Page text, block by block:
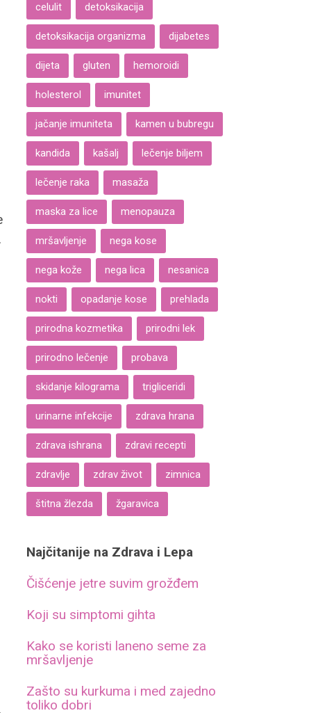
celulit detoksikacija
detoksikacija organizma dijabetes
dijeta gluten hemoroidi
holesterol imunitet
jačanje imuniteta kamen u bubregu
kandida kašalj lečenje biljem
lečenje raka masaža
maska za lice menopauza
mršavljenje nega kose
nega kože nega lica nesanica
nokti opadanje kose prehlada
prirodna kozmetika prirodni lek
prirodno lečenje probava
skidanje kilograma trigliceridi
urinarne infekcije zdrava hrana
zdrava ishrana zdravi recepti
zdravlje zdrav život zimnica
štitna žlezda žgaravica
Najčitanije na Zdrava i Lepa
Čišćenje jetre suvim grožđem
Koji su simptomi gihta
Kako se koristi laneno seme za
mršavljenje
Zašto su kurkuma i med zajedno
toliko dobri